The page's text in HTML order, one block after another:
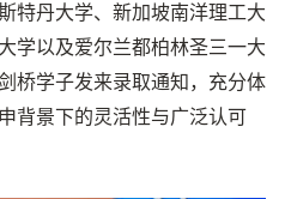
特丹大学、新加坡南洋理工大
学以及爱尔兰都柏林圣三一大
桥学子发来录取通知，充分体
背景下的灵活性与广泛认可